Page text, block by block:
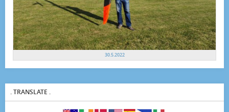
30.5.2022
. TRANSLATE .